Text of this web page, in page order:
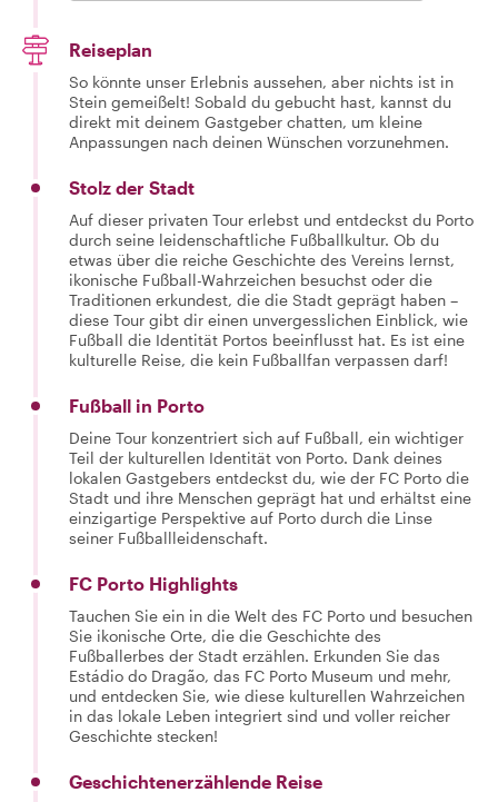
Reiseplan
So könnte unser Erlebnis aussehen, aber nichts ist in
Stein gemeißelt! Sobald du gebucht hast, kannst du
direkt mit deinem Gastgeber chatten, um kleine
Anpassungen nach deinen Wünschen vorzunehmen.
Stolz der Stadt
Auf dieser privaten Tour erlebst und entdeckst du Porto
durch seine leidenschaftliche Fußballkultur. Ob du
etwas über die reiche Geschichte des Vereins lernst,
ikonische Fußball-Wahrzeichen besuchst oder die
Traditionen erkundest, die die Stadt geprägt haben –
diese Tour gibt dir einen unvergesslichen Einblick, wie
Fußball die Identität Portos beeinflusst hat. Es ist eine
kulturelle Reise, die kein Fußballfan verpassen darf!
Fußball in Porto
Deine Tour konzentriert sich auf Fußball, ein wichtiger
Teil der kulturellen Identität von Porto. Dank deines
lokalen Gastgebers entdeckst du, wie der FC Porto die
Stadt und ihre Menschen geprägt hat und erhältst eine
einzigartige Perspektive auf Porto durch die Linse
seiner Fußballleidenschaft.
FC Porto Highlights
Tauchen Sie ein in die Welt des FC Porto und besuchen
Sie ikonische Orte, die die Geschichte des
Fußballerbes der Stadt erzählen. Erkunden Sie das
Estádio do Dragão, das FC Porto Museum und mehr,
und entdecken Sie, wie diese kulturellen Wahrzeichen
in das lokale Leben integriert sind und voller reicher
Geschichte stecken!
Geschichtenerzählende Reise